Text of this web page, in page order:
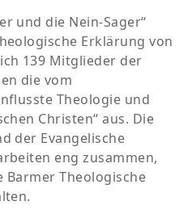
und die Nein-Sager“
Erklärung von
139 Mitglieder der
die vom
Theologie und
Christen“ aus. Die
der Evangelische
eng zusammen,
Barmer Theologische